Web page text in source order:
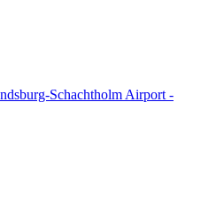
Schachtholm Airport -